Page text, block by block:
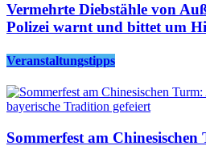
Vermehrte Diebstähle von
Polizei warnt und bittet um
Veranstaltungstipps
Sommerfest am